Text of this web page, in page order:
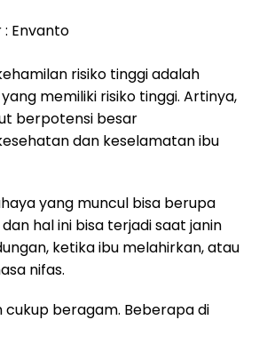
Envanto
risiko tinggi adalah
memiliki risiko tinggi. Artinya,
berpotensi besar
dan keselamatan ibu
yang muncul bisa berupa
hal ini bisa terjadi saat janin
ketika ibu melahirkan, atau
nifas.
cukup beragam. Beberapa di